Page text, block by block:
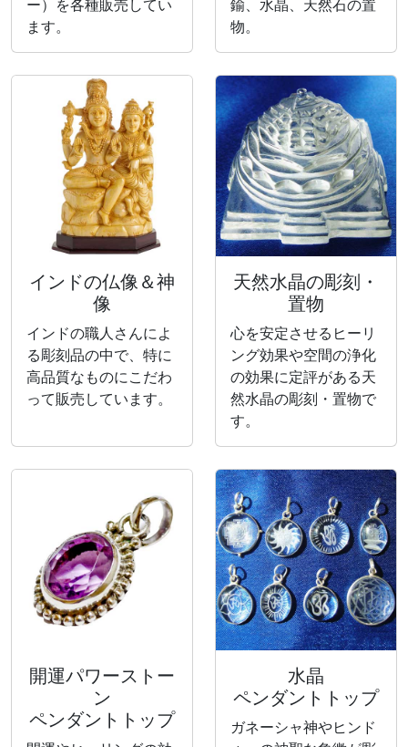
ー）を各種販売してい
ます。
鍮、水晶、天然石の置
物。
インドの仏像＆神
像
インドの職人さんによ
る彫刻品の中で、特に
高品質なものにこだわ
って販売しています。
天然水晶の彫刻・
置物
心を安定させるヒーリ
ング効果や空間の浄化
の効果に定評がある天
然水晶の彫刻・置物で
す。
開運パワーストー
ン
ペンダントトップ
水晶
ペンダントトップ
ガネーシャ神やヒンド